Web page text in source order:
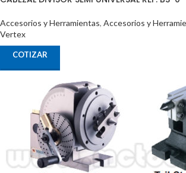
Accesorios y Herramientas, Accesorios y
Vertex
COTIZAR